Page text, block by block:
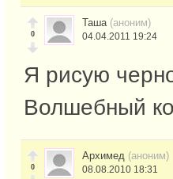
0
Таша (аноним)
04.04.2011 19:24
Я рисую
Волшебный
0
Архимед (аноним)
08.08.2010 18:31